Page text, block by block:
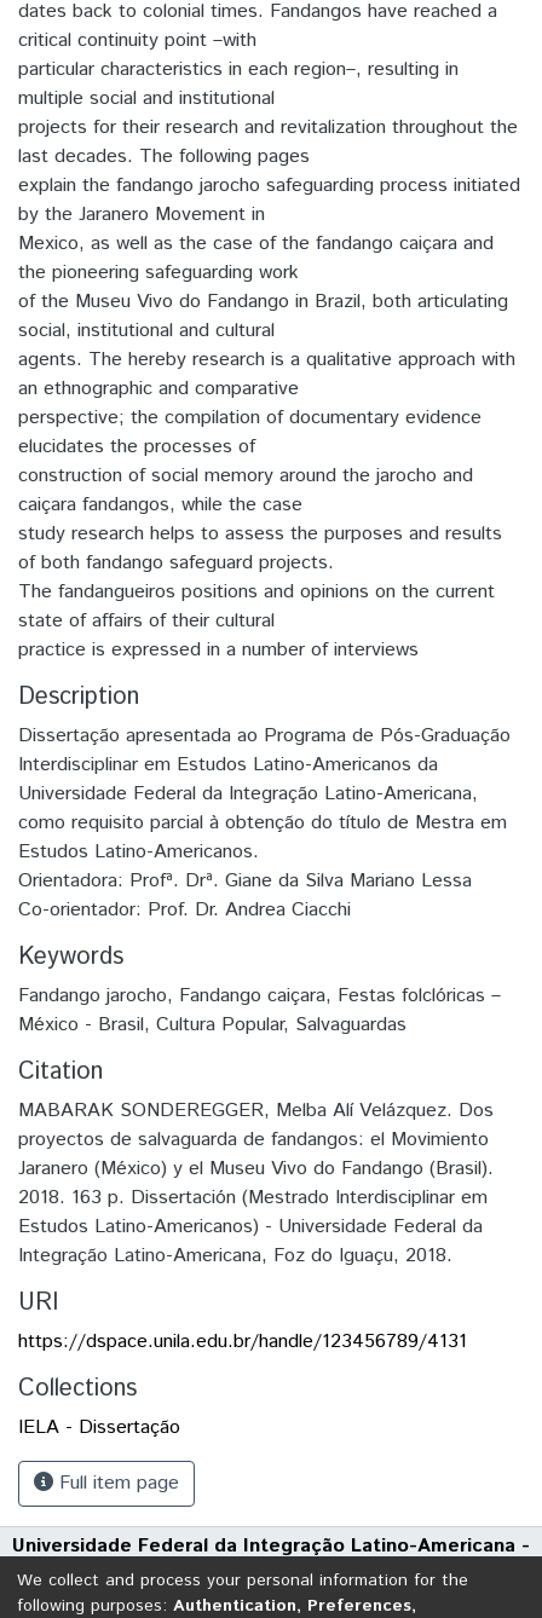
dates back to colonial times. Fandangos have reached a
critical continuity point –with
particular characteristics in each region–, resulting in
multiple social and institutional
projects for their research and revitalization throughout the
last decades. The following pages
explain the fandango jarocho safeguarding process initiated
by the Jaranero Movement in
Mexico, as well as the case of the fandango caiçara and
the pioneering safeguarding work
of the Museu Vivo do Fandango in Brazil, both articulating
social, institutional and cultural
agents. The hereby research is a qualitative approach with
an ethnographic and comparative
perspective; the compilation of documentary evidence
elucidates the processes of
construction of social memory around the jarocho and
caiçara fandangos, while the case
study research helps to assess the purposes and results
of both fandango safeguard projects.
The fandangueiros positions and opinions on the current
state of affairs of their cultural
practice is expressed in a number of interviews
Description
Dissertação apresentada ao Programa de Pós-Graduação
Interdisciplinar em Estudos Latino-Americanos da
Universidade Federal da Integração Latino-Americana,
como requisito parcial à obtenção do título de Mestra em
Estudos Latino-Americanos.
Orientadora: Profª. Drª. Giane da Silva Mariano Lessa
Co-orientador: Prof. Dr. Andrea Ciacchi
Keywords
Fandango jarocho, Fandango caiçara, Festas folclóricas –
México - Brasil, Cultura Popular, Salvaguardas
Citation
MABARAK SONDEREGGER, Melba Alí Velázquez. Dos
proyectos de salvaguarda de fandangos: el Movimiento
Jaranero (México) y el Museu Vivo do Fandango (Brasil).
2018. 163 p. Dissertación (Mestrado Interdisciplinar em
Estudos Latino-Americanos) - Universidade Federal da
Integração Latino-Americana, Foz do Iguaçu, 2018.
URI
https://dspace.unila.edu.br/handle/123456789/4131
Collections
IELA - Dissertação
Full item page
Universidade Federal da Integração Latino-Americana -
UNILA
Avenida Tarquínio Joslin dos Santos, 1000 - Polo Universitário
We collect and process your personal information for the
following purposes: Authentication, Preferences,